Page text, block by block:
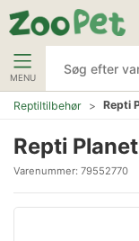
MENU
Reptiltilbehør Repti
Repti
Varenummer: 79552770